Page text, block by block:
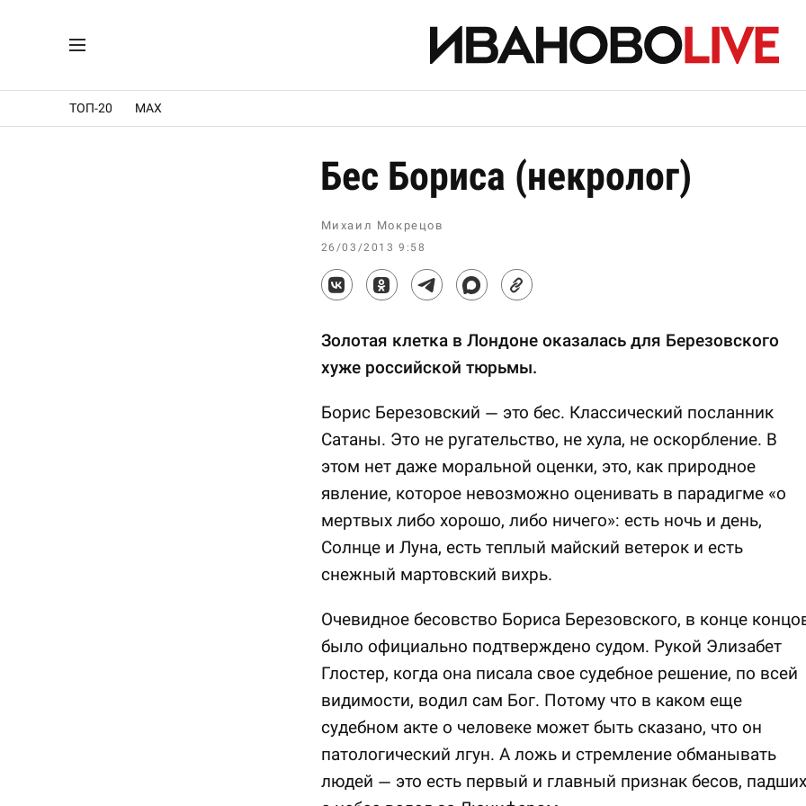
ТОП-20 MAX
Бес Бориса (некролог)
Михаил Мокрецов
26/03/2013 9:58
Золотая клетка в Лондоне оказалась для Березовского
хуже российской тюрьмы.
Борис Березовский — это бес. Классический посланник
Сатаны. Это не ругательство, не хула, не оскорбление. В
этом нет даже моральной оценки, это, как природное
явление, которое невозможно оценивать в парадигме «о
мертвых либо хорошо, либо ничего»: есть ночь и день,
Солнце и Луна, есть теплый майский ветерок и есть
снежный мартовский вихрь.
Очевидное бесовство Бориса Березовского, в конце
было официально подтверждено судом. Рукой Элизабет
Глостер, когда она писала свое судебное решение, по всей
видимости, водил сам Бог. Потому что в каком еще
судебном акте о человеке может быть сказано, что он
патологический лгун. А ложь и стремление обманывать
людей — это есть первый и главный признак бесов, падших